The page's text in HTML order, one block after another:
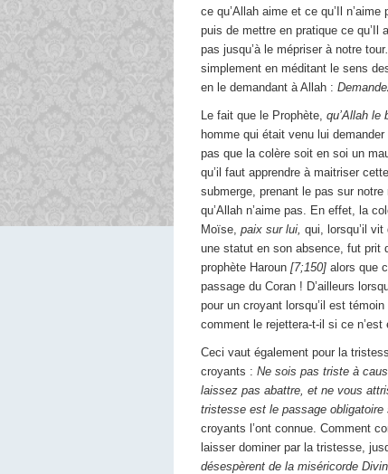
ce qu’Allah aime et ce qu’Il
puis de mettre en pratique ce qu’Il
pas jusqu’à le mépriser à notre tour.
simplement en méditant le sens
en le demandant à Allah :
Le fait que le Prophète, qu’Allah le
homme qui était venu lui
pas que la colère soit en soi un
qu’il faut apprendre à maitriser
submerge, prenant le pas sur
qu’Allah n’aime pas. En effet, la
Moïse, paix sur lui, qui, lorsqu’il vit
une statut en son absence, fut prit
prophète Haroun [7;150] alors que
passage du Coran ! D’ailleurs
pour un croyant lorsqu’il est
comment le rejettera-t-il si ce
Ceci vaut également pour la
croyants : Ne sois pas triste à
laissez pas abattre, et ne vous
tristesse est le passage obligatoire
croyants l’ont connue. Comment
laisser dominer par la tristesse,
désespèrent de la miséricorde